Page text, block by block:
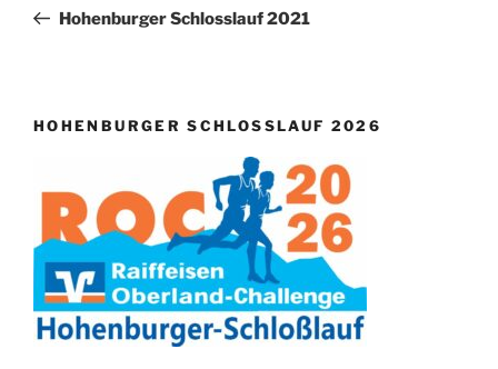
Beitrag
Hohenburger Schlosslauf 2021
HOHENBURGER SCHLOSSLAUF 2026